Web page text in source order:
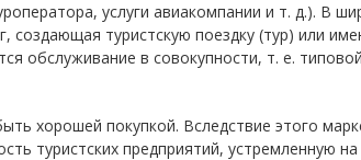
услуги авиакомпании и т. д.). В
создающая туристскую поездку (тур) или
обслуживание в совокупности, т. е.
хорошей покупкой. Вследствие этого
туристских предприятий, устремленную